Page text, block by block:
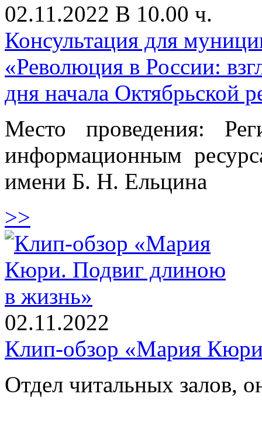
02.11.2022 В 10.00 ч.
Консультация для
«Революция в России:
дня начала Октябрьской
Место проведения:
информационным
имени Б. Н. Ельцина
>>
02.11.2022
Клип-обзор «Мария
Отдел читальных залов,